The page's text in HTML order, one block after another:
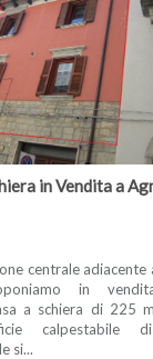
in Vendita a
centrale
in
a schiera di 225
calpestabile
si...